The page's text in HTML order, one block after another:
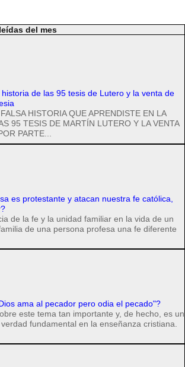
del mes
de las 95 tesis de Lutero y la venta de
HISTORIA QUE APRENDISTE EN LA
95 TESIS DE MARTÍN LUTERO Y LA VENTA
PARTE...
es protestante y atacan nuestra fe católica,
de la fe y la unidad familiar en la vida de un
de una persona profesa una fe diferente
ama al pecador pero odia el pecado"?
este tema tan importante y, de hecho, es un
fundamental en la enseñanza cristiana.